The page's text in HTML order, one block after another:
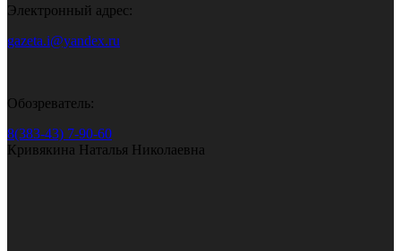
Электронный адрес:
gazeta.i@yandex.ru
Обозреватель:
8(383-43) 7-90-60
Кривякина Наталья Николаевна